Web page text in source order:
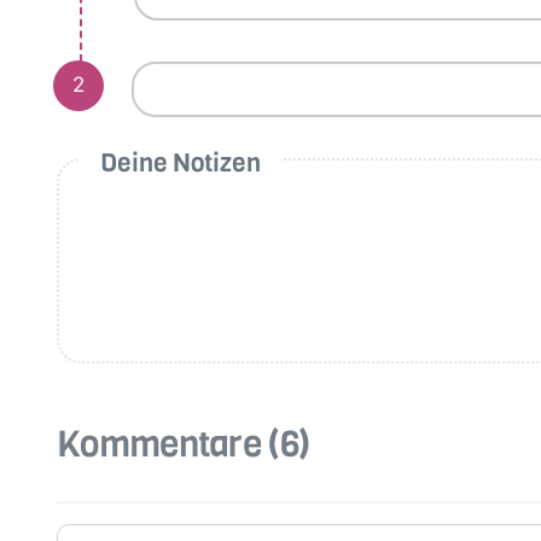
2
Deine Notizen
Kommentare(6)